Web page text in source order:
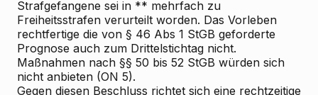
Strafgefangene sei in ** mehrfach zu
Freiheitsstrafen verurteilt worden. Das Vorleben
rechtfertige die von § 46 Abs 1 StGB geforderte
Prognose auch zum Drittelstichtag nicht.
Maßnahmen nach §§ 50 bis 52 StGB würden sich
nicht anbieten (ON 5).
Gegen diesen Beschluss richtet sich eine rechtzeitige